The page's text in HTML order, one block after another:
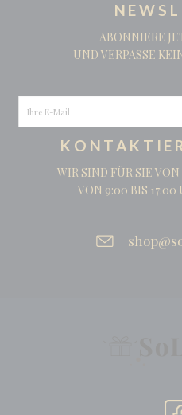
ABONNIERE
UND VERPASSE
WIR SIND FÜR SIE
VON 9:00 BIS 17:00